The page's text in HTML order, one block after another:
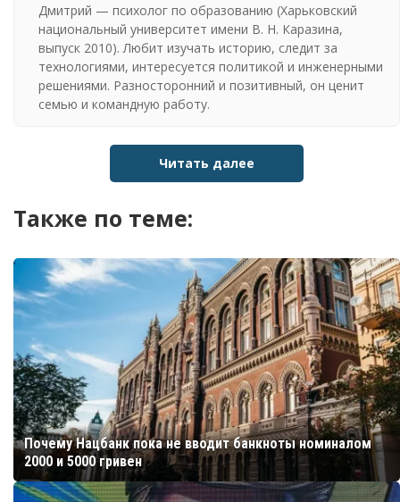
Дмитрий — психолог по образованию (Харьковский
национальный университет имени В. Н. Каразина,
выпуск 2010). Любит изучать историю, следит за
технологиями, интересуется политикой и инженерными
решениями. Разносторонний и позитивный, он ценит
семью и командную работу.
Читать далее
Также по теме:
Почему Нацбанк пока не вводит банкноты номиналом
2000 и 5000 гривен